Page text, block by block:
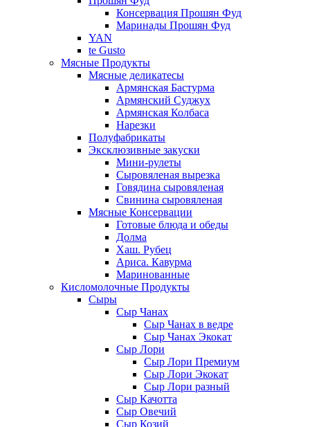
Консервация Прошян Фуд
Маринады Прошян Фуд
YAN
te Gusto
Мясные Продукты
Мясные деликатесы
Армянская Бастурма
Армянский Суджух
Армянская Колбаса
Нарезки
Полуфабрикаты
Эксклюзивные закуски
Мини-рулеты
Сыровяленая вырезка
Говядина сыровяленая
Свинина сыровяленая
Мясные Консервации
Готовые блюда и обеды
Долма
Хаш. Рубец
Ариса. Кавурма
Маринованные
Кисломолочные Продукты
Сыры
Сыр Чанах
Сыр Чанах в ведре
Сыр Чанах Экокат
Сыр Лори
Сыр Лори Премиум
Сыр Лори Экокат
Сыр Лори разный
Сыр Качотта
Сыр Овечий
Сыр Козий